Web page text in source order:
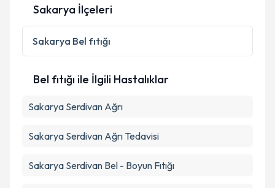
Sakarya İlçeleri
Sakarya Bel fıtığı
Bel fıtığı ile İlgili Hastalıklar
Sakarya Serdivan Ağrı
Sakarya Serdivan Ağrı Tedavisi
Sakarya Serdivan Bel - Boyun Fıtığı